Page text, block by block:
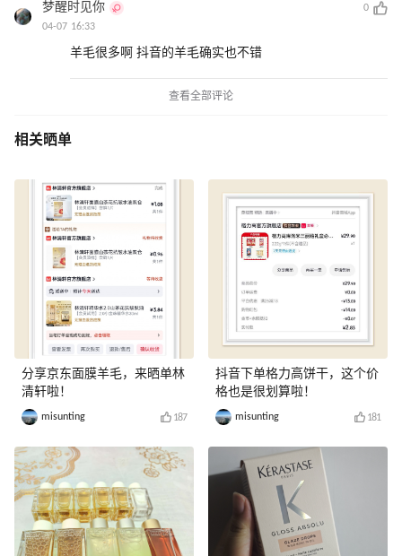
梦醒时见你
0
04-07 16:33
羊毛很多啊 抖音的羊毛确实也不错
查看全部评论
相关晒单
分享京东面膜羊毛，来晒单林
清轩啦！
misunting 187
抖音下单格力高饼干，这个价
格也是很划算啦！
misunting 181